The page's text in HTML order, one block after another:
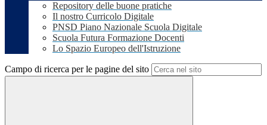
Repository delle buone pratiche
Il nostro Curricolo Digitale
PNSD Piano Nazionale Scuola Digitale
Scuola Futura Formazione Docenti
Lo Spazio Europeo dell'Istruzione
Campo di ricerca per le pagine del sito